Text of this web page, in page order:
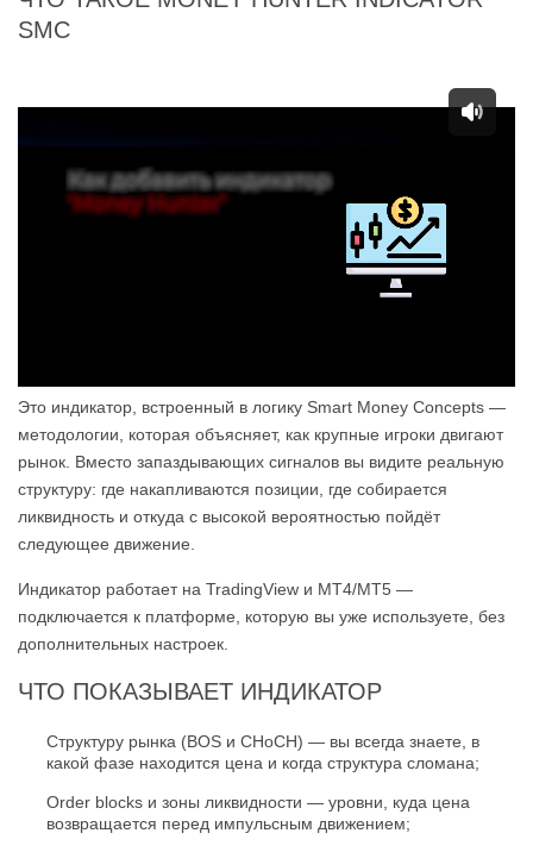
SMC
Это индикатор, встроенный в логику Smart Money Concepts —
методологии, которая объясняет, как крупные игроки двигают
рынок. Вместо запаздывающих сигналов вы видите реальную
структуру: где накапливаются позиции, где собирается
ликвидность и откуда с высокой вероятностью пойдёт
следующее движение.
Индикатор работает на TradingView и MT4/MT5 —
подключается к платформе, которую вы уже используете, без
дополнительных настроек.
ЧТО ПОКАЗЫВАЕТ ИНДИКАТОР
Структуру рынка (BOS и CHoCH) — вы всегда знаете, в
какой фазе находится цена и когда структура сломана;
Order blocks и зоны ликвидности — уровни, куда цена
возвращается перед импульсным движением;